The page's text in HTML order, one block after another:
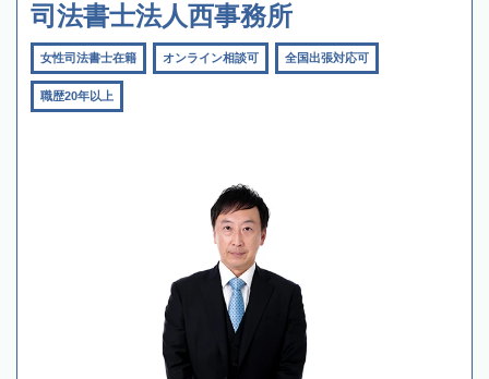
司法書士法人西事務所
女性司法書士在籍 オンライン相談可 全国出張対応可
職歴20年以上